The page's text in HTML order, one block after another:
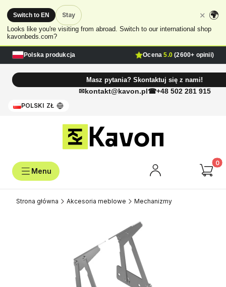
🌍
Looks like you're visiting from abroad. Switch to our international shop
kavonbeds.com?
Switch to EN Stay ✕
Polska produkcja Ocena5.0 (2600+ opinii)
Masz pytania? Skontaktuj się z nami!
kontakt@kavon.pl +48 502 281 915
POLSKI ZŁ
Strona główna Akcesoria meblowe Mechanizmy